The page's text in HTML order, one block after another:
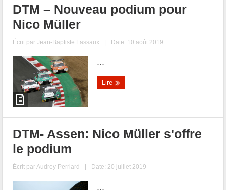
DTM – Nouveau podium pour
Nico Müller
Écrit parJean-Baptiste Lassaux | Date: 10 août 2019
...
Lire
DTM- Assen: Nico Müller s'offre
le podium
Écrit parAudrey Perriard | Date: 20 juillet 2019
...